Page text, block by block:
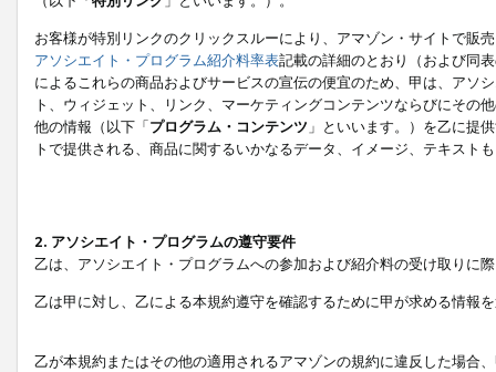
お客様が特別リンクのクリックスルーにより、アマゾン・サイトで販
アソシエイト・プログラム紹介料率表記載の詳細のとおり（および同
によるこれらの商品およびサービスの宣伝の便宜のため、甲は、アソ
ト、ウィジェット、リンク、マーケティングコンテンツならびにその
他の情報（以下「プログラム・コンテンツ 」といいます。）を乙に提
トで提供される、商品に関するいかなるデータ、イメージ、テキス
2. アソシエイト・プログラムの遵守要件
乙は、アソシエイト・プログラムへの参加および紹介料の受け取りに
乙は甲に対し、乙による本規約遵守を確認するために甲が求める情報
乙が本規約またはその他の適用されるアマゾンの規約に違反した場合